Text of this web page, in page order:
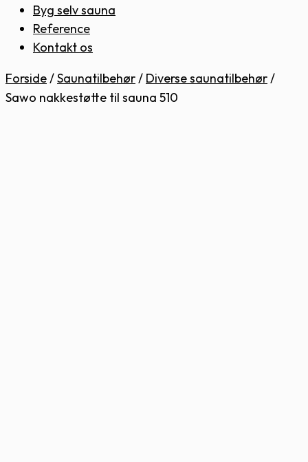
Byg selv sauna
Reference
Kontakt os
Forside/Saunatilbehør/ Diverse saunatilbehør/
Sawo nakkestøtte til sauna 510